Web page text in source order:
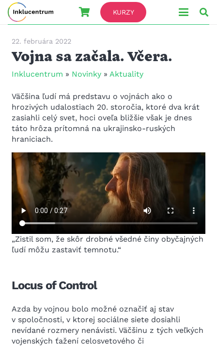
KURZY
22. februára 2022
Vojna sa začala. Včera.
Inklucentrum » Novinky » Aktuality
Väčšina ľudí má predstavu o vojnách ako o
hrozivých udalostiach 20. storočia, ktoré dva krát
zasiahli celý svet, hoci oveľa bližšie však je dnes
táto hrôza prítomná na ukrajinsko-ruských
hraniciach.
„Zistil som, že skôr drobné všedné činy obyčajných
ľudí môžu zastaviť temnotu.“
Locus of Control
Azda by vojnou bolo možné označiť aj stav
v spoločnosti, v ktorej sociálne siete dosiahli
nevídané rozmery nenávisti. Väčšinu z tých veľkých
vojenských ťažení celosvetového či